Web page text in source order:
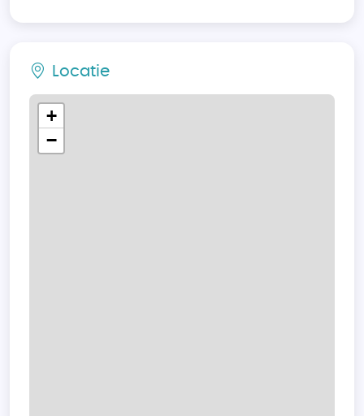
Locatie
+
−